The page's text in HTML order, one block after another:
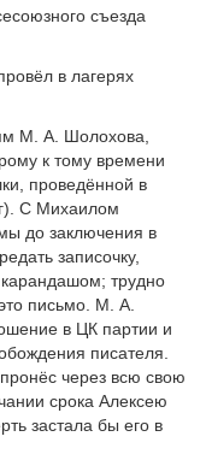
съезда
в лагерях
М. А. Шолохова,
к тому времени
проведённой в
С Михаилом
до заключения в
записочку,
трудно
письмо. М. А.
в ЦК партии и
писателя.
через всю свою
срока Алексею
застала бы его в